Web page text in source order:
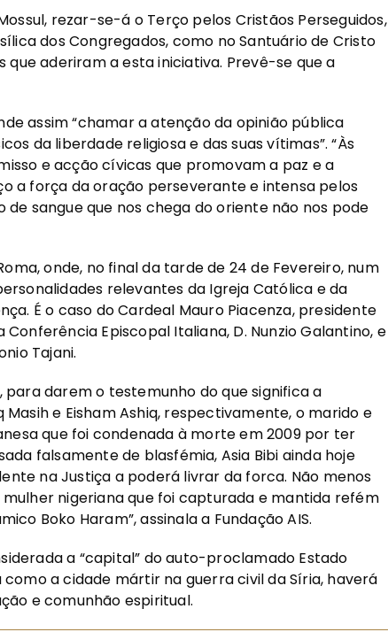
rezar-se-á o Terço pelos Cristãos Perseguidos,
dos Congregados, como no Santuário de Cristo
que aderiram a esta iniciativa. Prevê-se que a
assim “chamar a atenção da opinião pública
da liberdade religiosa e das suas vítimas”. “Às
e acção cívicas que promovam a paz e a
a força da oração perseverante e intensa pelos
de sangue que nos chega do oriente não nos pode
onde, no final da tarde de 24 de Fevereiro, num
relevantes da Igreja Católica e da
É o caso do Cardeal Mauro Piacenza, presidente
Episcopal Italiana, D. Nunzio Galantino, e
Tajani.
darem o testemunho do que significa a
e Eisham Ashiq, respectivamente, o marido e
que foi condenada à morte em 2009 por ter
falsamente de blasfémia, Asia Bibi ainda hoje
na Justiça a poderá livrar da forca. Não menos
nigeriana que foi capturada e mantida refém
Boko Haram”, assinala a Fundação AIS.
a “capital” do auto-proclamado Estado
a cidade mártir na guerra civil da Síria, haverá
e comunhão espiritual.